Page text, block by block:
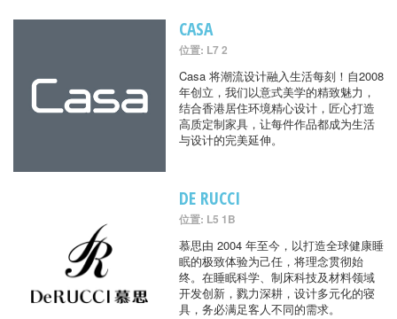
CASA
位置: L7 2
Casa 将潮流设计融入生活每刻！自2008
年创立，我们以意式美学的精致魅力，
结合香港居住环境精心设计，匠心打造
高质定制家具，让每件作品都成为生活
与设计的完美延伸。
DE RUCCI
位置: L5 1B
慕思由 2004 年至今，以打造全球健康睡
眠的极致体验为己任，将理念贯彻始
终。在睡眠科学、制床科技及材料领域
开发创新，戮力深耕，设计多元化的寝
具，务必满足客人不同的需求。